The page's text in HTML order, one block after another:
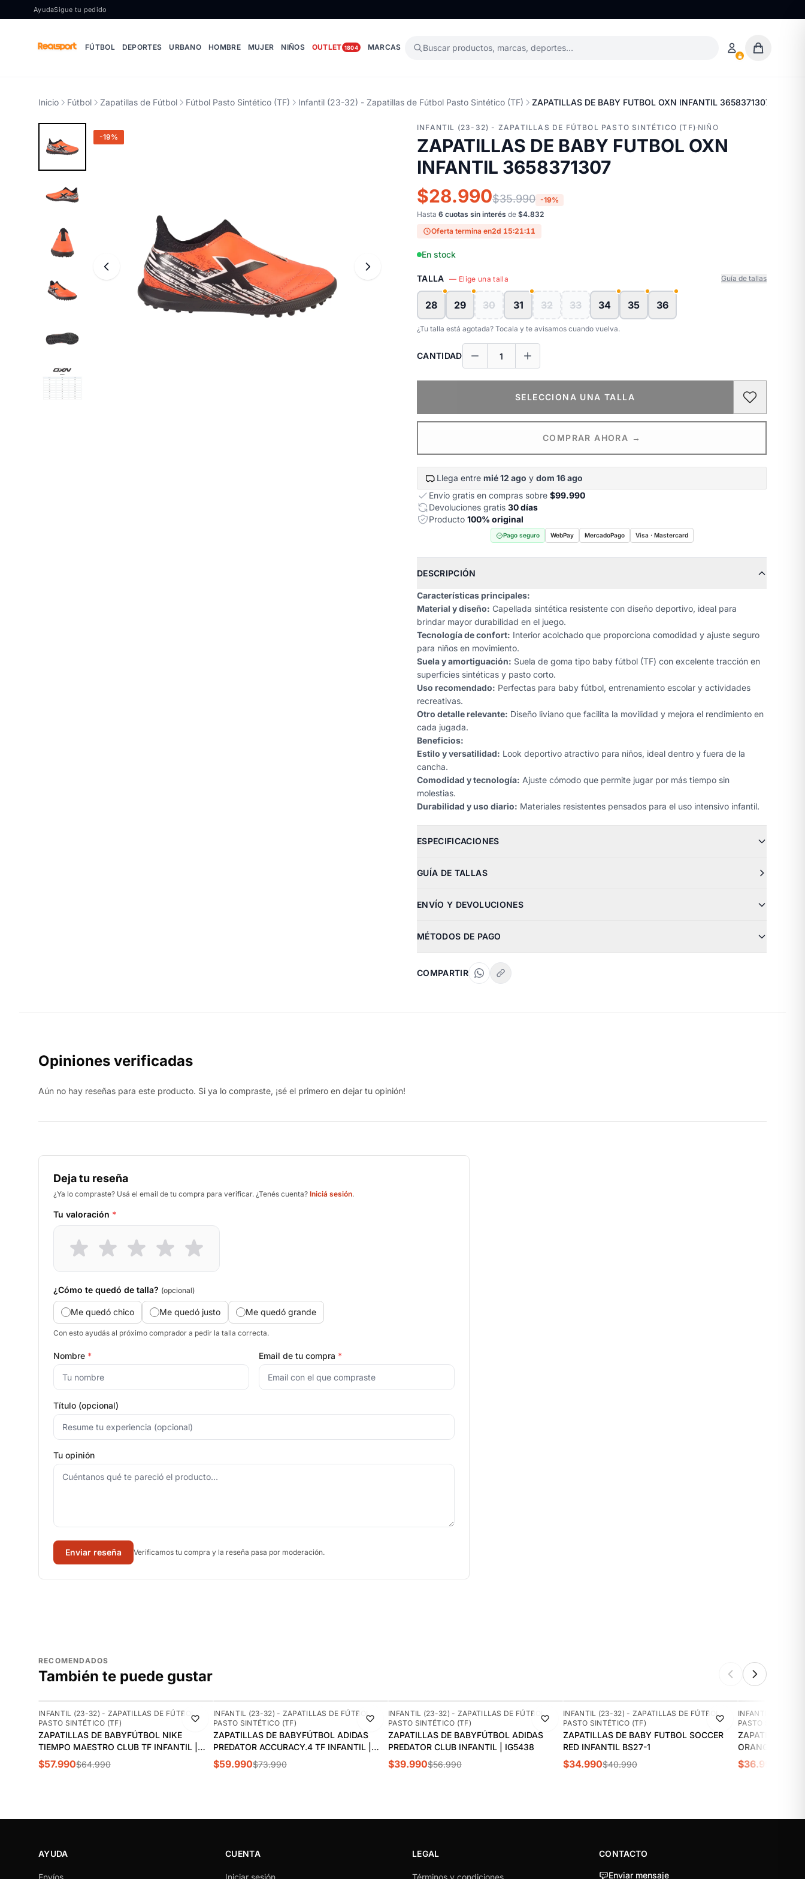
Ir al contenido
AyudaSigue tu pedido
FÚTBOL DEPORTES URBANO HOMBRE MUJER NIÑOS OUTLET 1804 MARCAS Buscar productos, marcas, deportes…
Inicio Fútbol Zapatillas de Fútbol Fútbol Pasto Sintético (TF) Infantil (23-32) - Zapatillas de Fútbol Pasto Sintético (TF) ZAPATILLAS DE BABY FUTBOL OXN INFANTIL 3658371307
-19%
INFANTIL (23-32) - ZAPATILLAS DE FÚTBOL PASTO SINTÉTICO (TF)·NIÑO
ZAPATILLAS DE BABY FUTBOL OXN
INFANTIL 3658371307
$28.990$35.990 -19%
Hasta 6 cuotas sin interés de $4.832
Oferta termina en2d 15:21:10
En stock
TALLA — Elige una talla Guía de tallas
28 29 30 31 32 33 34 35 36
¿Tu talla está agotada? Tocala y te avisamos cuando vuelva.
CANTIDAD
SELECCIONA UNA TALLA
COMPRAR AHORA →
Llega entre mié 12 ago y dom 16 ago
Envío gratis en compras sobre $99.990
Devoluciones gratis 30 días
Producto 100% original
Pago seguro WebPay MercadoPago Visa · Mastercard
DESCRIPCIÓN
Características principales:
Material y diseño: Capellada sintética resistente con diseño deportivo, ideal para
brindar mayor durabilidad en el juego.
Tecnología de confort: Interior acolchado que proporciona comodidad y ajuste seguro
para niños en movimiento.
Suela y amortiguación: Suela de goma tipo baby fútbol (TF) con excelente tracción en
superficies sintéticas y pasto corto.
Uso recomendado: Perfectas para baby fútbol, entrenamiento escolar y actividades
recreativas.
Otro detalle relevante: Diseño liviano que facilita la movilidad y mejora el rendimiento en
cada jugada.
Beneficios:
Estilo y versatilidad: Look deportivo atractivo para niños, ideal dentro y fuera de la
cancha.
Comodidad y tecnología: Ajuste cómodo que permite jugar por más tiempo sin
molestias.
Durabilidad y uso diario: Materiales resistentes pensados para el uso intensivo infantil.
ESPECIFICACIONES
GUÍA DE TALLAS
ENVÍO Y DEVOLUCIONES
MÉTODOS DE PAGO
COMPARTIR
Opiniones verificadas
Aún no hay reseñas para este producto. Si ya lo compraste, ¡sé el primero en dejar tu opinión!
Deja tu reseña
¿Ya lo compraste? Usá el email de tu compra para verificar. ¿Tenés cuenta? Iniciá sesión.
Tu valoración *
¿Cómo te quedó de talla? (opcional)
Me quedó chico Me quedó justo Me quedó grande
Con esto ayudás al próximo comprador a pedir la talla correcta.
Nombre * Email de tu compra *
Título (opcional)
Tu opinión
Enviar reseña Verificamos tu compra y la reseña pasa por moderación.
RECOMENDADOS
También te puede gustar
-11%
INFANTIL (23-32) - ZAPATILLAS DE FÚTBOL
PASTO SINTÉTICO (TF)
ZAPATILLAS DE BABYFÚTBOL NIKE
TIEMPO MAESTRO CLUB TF INFANTIL |
IB5024-146
$57.990$64.990
-19%
INFANTIL (23-32) - ZAPATILLAS DE FÚTBOL
PASTO SINTÉTICO (TF)
ZAPATILLAS DE BABYFÚTBOL ADIDAS
PREDATOR ACCURACY.4 TF INFANTIL |
GW7083
$59.990$73.990
-30%
INFANTIL (23-32) - ZAPATILLAS DE FÚTBOL
PASTO SINTÉTICO (TF)
ZAPATILLAS DE BABYFÚTBOL ADIDAS
PREDATOR CLUB INFANTIL | IG5438
$39.990$56.990
-15%
INFANTIL (23-32) - ZAPATILLAS DE FÚTBOL
PASTO SINTÉTICO (TF)
ZAPATILLAS DE BABY FUTBOL SOCCER
RED INFANTIL BS27-1
$34.990$40.990
-10%
INFANTIL (23-32)
PASTO
ZAPATILLAS DE
ORANGE
$36.990
AYUDA
Envíos
CUENTA
Iniciar sesión
LEGAL
Términos y condiciones
CONTACTO
Enviar mensaje